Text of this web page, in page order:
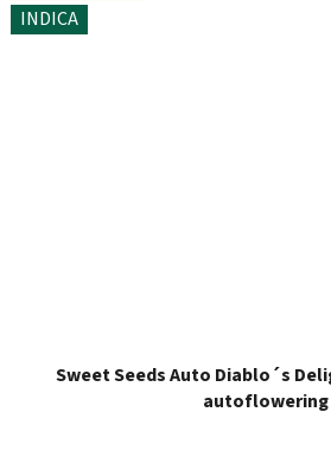
INDICA
Sweet Seeds Auto Diablo´s
autoflowering